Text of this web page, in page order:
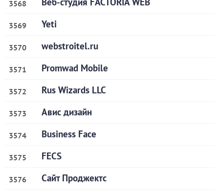
3568
3569 Yeti
3570 webstroitel.ru
3571 Promwad Mobile
3572 Rus Wizards LLC
3573 Авис дизайн
3574 Business Face
3575 FECS
3576 Сайт Проджектс